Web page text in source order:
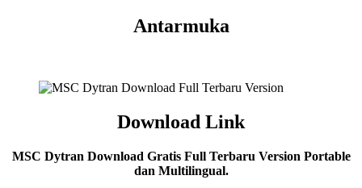
Antarmuka
Download Link
MSC Dytran Download Gratis Full Terbaru Version Portable
dan Multilingual.